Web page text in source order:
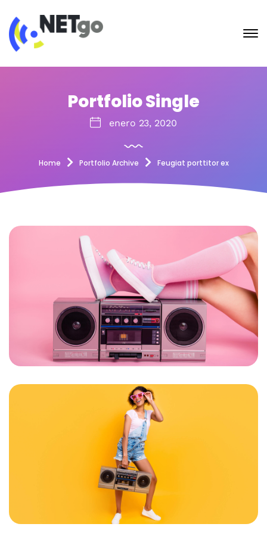
Portfolio Single
enero 23, 2020
Home Portfolio Archive Feugiat porttitor ex